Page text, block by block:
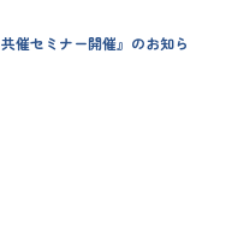
催セミナー開催』のお知ら